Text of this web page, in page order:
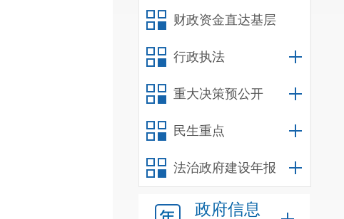
财政资金直达基层
行政执法
重大决策预公开
民生重点
法治政府建设年报
政府信息